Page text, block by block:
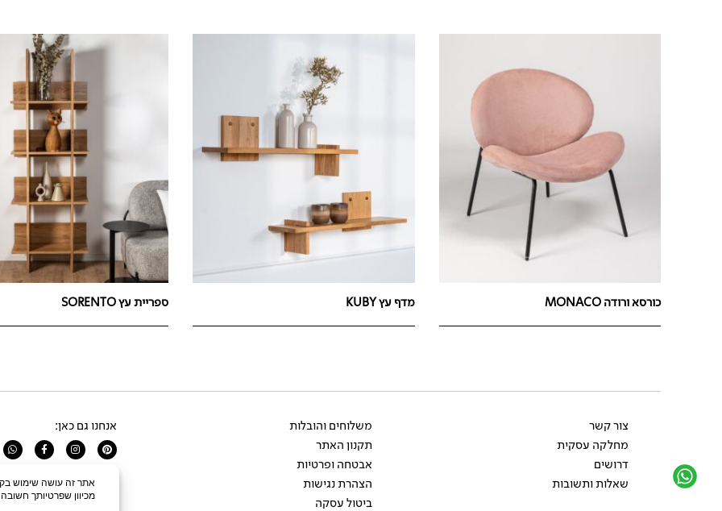
כורסא ורודה MONACO מדף עץ KUBY ספריית עץ SORENTO
צור קשר
מחלקה עסקית
דרושים
שאלות ותשובות
משלוחים והובלות
תקנון האתר
אבטחה ופרטיות
הצהרת נגישות
ביטול עסקה
אנחנו גם כאן:
Pinterest
Instagram
Facebook-
f